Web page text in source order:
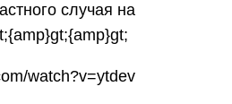
случая на
watch?v=ytdev